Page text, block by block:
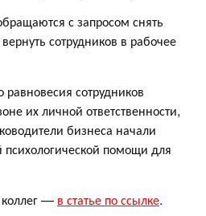
с запросом снять
сотрудников в рабочее
сотрудников
их личной ответственности,
бизнеса начали
психологической помощи для
— в статье по ссылке.